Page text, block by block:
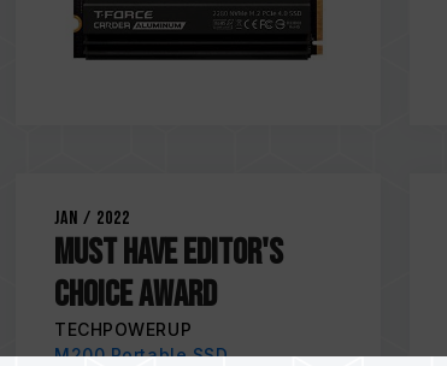
Jan / 2022
MUST HAVE EDITOR'S
CHOICE AWARD
TECHPOWERUP
M200 Portable SSD